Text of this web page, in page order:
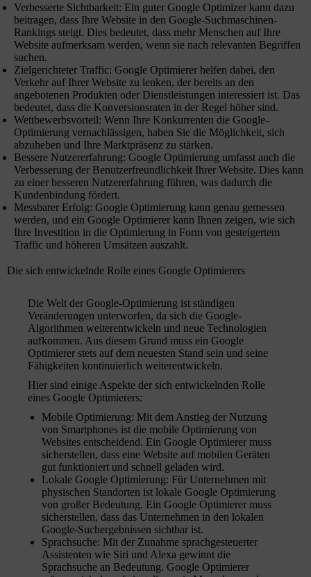
Verbesserte Sichtbarkeit: Ein guter Google Optimizer kann dazu
beitragen, dass Ihre Website in den Google-Suchmaschinen-
Rankings steigt. Dies bedeutet, dass mehr Menschen auf Ihre
Website aufmerksam werden, wenn sie nach relevanten Begriffen
suchen.
Zielgerichteter Traffic: Google Optimierer helfen dabei, den
Verkehr auf Ihrer Website zu lenken, der bereits an den
angebotenen Produkten oder Dienstleistungen interessiert ist. Das
bedeutet, dass die Konversionsraten in der Regel höher sind.
Wettbewerbsvorteil: Wenn Ihre Konkurrenten die Google-
Optimierung vernachlässigen, haben Sie die Möglichkeit, sich
abzuheben und Ihre Marktpräsenz zu stärken.
Bessere Nutzererfahrung: Google Optimierung umfasst auch die
Verbesserung der Benutzerfreundlichkeit Ihrer Website. Dies kann
zu einer besseren Nutzererfahrung führen, was dadurch die
Kundenbindung fördert.
Messbarer Erfolg: Google Optimierung kann genau gemessen
werden, und ein Google Optimierer kann Ihnen zeigen, wie sich
Ihre Investition in die Optimierung in Form von gesteigertem
Traffic und höheren Umsätzen auszahlt.
Die sich entwickelnde Rolle eines Google Optimierers
Die Welt der Google-Optimierung ist ständigen
Veränderungen unterworfen, da sich die Google-
Algorithmen weiterentwickeln und neue Technologien
aufkommen. Aus diesem Grund muss ein Google
Optimierer stets auf dem neuesten Stand sein und seine
Fähigkeiten kontinuierlich weiterentwickeln.
Hier sind einige Aspekte der sich entwickelnden Rolle
eines Google Optimierers:
Mobile Optimierung: Mit dem Anstieg der Nutzung
von Smartphones ist die mobile Optimierung von
Websites entscheidend. Ein Google Optimierer muss
sicherstellen, dass eine Website auf mobilen Geräten
gut funktioniert und schnell geladen wird.
Lokale Google Optimierung: Für Unternehmen mit
physischen Standorten ist lokale Google Optimierung
von großer Bedeutung. Ein Google Optimierer muss
sicherstellen, dass das Unternehmen in den lokalen
Google-Suchergebnissen sichtbar ist.
Sprachsuche: Mit der Zunahme sprachgesteuerter
Assistenten wie Siri und Alexa gewinnt die
Sprachsuche an Bedeutung. Google Optimierer